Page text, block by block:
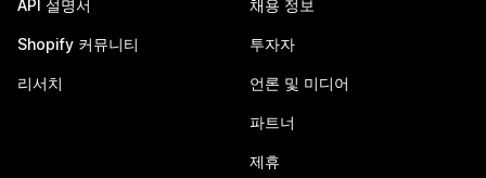
API 설명서
Shopify 커뮤니티
리서치
채용 정보
투자자
언론 및 미디어
파트너
제휴